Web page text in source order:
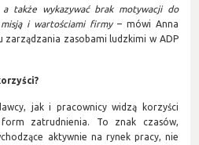
a także wykazywać brak motywacji do
i wartościami firmy – mówi Anna
zarządzania zasobami ludzkimi w ADP
jak i pracownicy widzą korzyści
form zatrudnienia. To znak czasów,
aktywnie na rynek pracy, nie